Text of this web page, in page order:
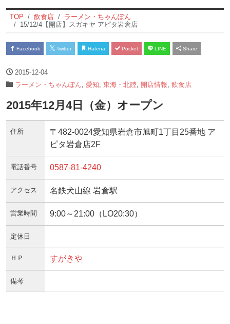
TOP 飲食店
ラーメン・ちゃんぽん
15/12/4【開店】スガキヤ アピタ岩倉店
Facebook Twitter Hatena Pocket LINE Share
2015-12-04
ラーメン・ちゃんぽん 愛知 東海・北陸 開店情報 飲食店
2015年12月4日（金）オープン
住所
〒482-0024愛知県岩倉市旭町1丁目25番地 ア
ピタ岩倉店2F
電話番号 0587-81-4240
アクセス 名鉄犬山線 岩倉駅
営業時間 9:00～21:00（LO20:30）
定休日
ＨＰ すがきや
備考